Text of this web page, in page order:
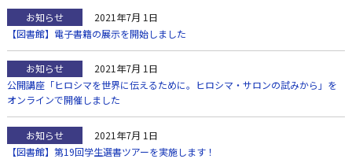
お知らせ
2021年7月 1日
【図書館】電子書籍の展示を開始しました
お知らせ
2021年7月 1日
公開講座「ヒロシマを世界に伝えるために。ヒロシマ・サロンの試みから」を
オンラインで開催しました
お知らせ
2021年7月 1日
【図書館】第19回学生選書ツアーを実施します！